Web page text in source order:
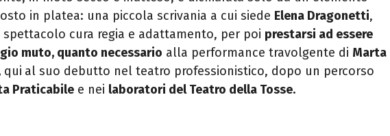
in platea: una piccola scrivania a cui siede Elena Dragonetti,
cura regia e adattamento, per poi prestarsi ad essere
muto, quanto necessario alla performance travolgente di Marta
qui al suo debutto nel teatro professionistico, dopo un percorso
Praticabile e nei laboratori del Teatro della Tosse.